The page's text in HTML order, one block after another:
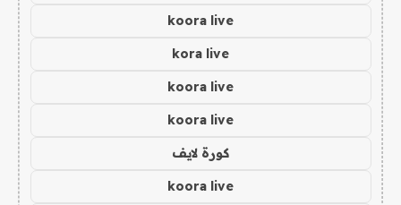
koora live
kora live
koora live
koora live
كورة لايف
koora live